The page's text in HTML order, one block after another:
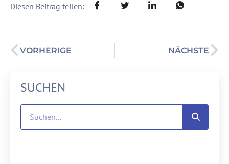
Diesen Beitrag teilen:
VORHERIGE NÄCHSTE
SUCHEN